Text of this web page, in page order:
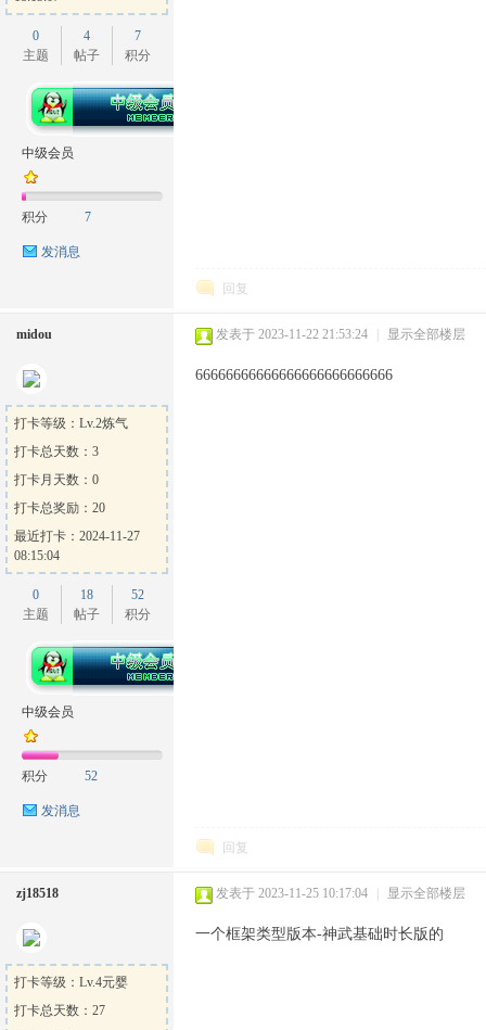
0
主题
4
帖子
7
积分
中级会员
积分 7
发消息
回复
midou
打卡等级：Lv.2炼气
打卡总天数：3
打卡月天数：0
打卡总奖励：20
最近打卡：2024-11-27
08:15:04
0
主题
18
帖子
52
积分
中级会员
积分 52
发消息
发表于 2023-11-22 21:53:24 显示全部楼层
66666666666666666666666666
回复
zj18518
打卡等级：Lv.4元婴
打卡总天数：27
发表于 2023-11-25 10:17:04 显示全部楼层
一个框架类型版本-神武基础时长版的